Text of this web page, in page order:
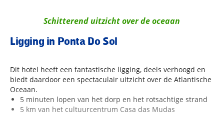
Schitterend uitzicht over de oceaan
Ligging in Ponta Do Sol
Dit hotel heeft een fantastische ligging, deels verhoogd en
biedt daardoor een spectaculair uitzicht over de Atlantische
Oceaan.
5 minuten lopen van het dorp en het rotsachtige strand
5 km van het cultuurcentrum Casa das Mudas